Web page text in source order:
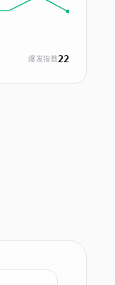
爆发指数22